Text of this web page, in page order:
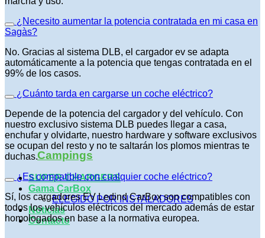
Campings
SUPER-CHARGERS
Gama CarBox
ELEGIDO POR INSTALADORES
Noticias
Contacto
¿Necesito aumentar la potencia contratada en mi casa en
Sagàs?
No. Gracias al sistema DLB, el cargador ev se adapta
automáticamente a la potencia que tengas contratada en el
99% de los casos.
¿Cuánto tarda en cargarse un coche eléctrico?
Depende de la potencia del cargador y del vehículo. Con
nuestro exclusivo sistema DLB puedes llegar a casa,
enchufar y olvidarte, nuestro hardware y software exclusivos
se ocupan del resto y no te saltarán los plomos mientras te
duchas.
¿Es compatible con cualquier coche eléctrico?
Sí, los cargadores EV Ledind CarBox son compatibles con
todos los vehículos eléctricos del mercado además de estar
homologados en base a la normativa europea.